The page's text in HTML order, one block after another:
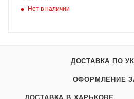
Нет в наличии
ДОСТАВКА ПО
ОФОРМЛЕНИЕ